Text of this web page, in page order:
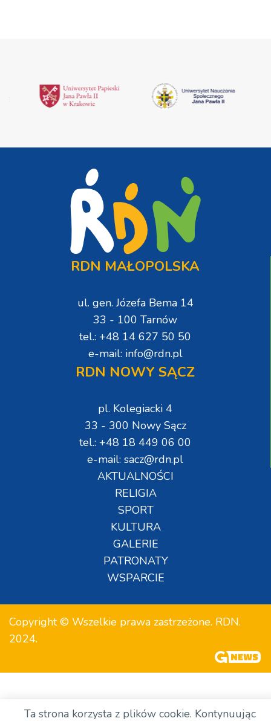
RDN MAŁOPOLSKA
ul. gen. Józefa Bema 14
33 - 100 Tarnów
tel.: +48 14 627 50 50
e-mail: info@rdn.pl
RDN NOWY SĄCZ
pl. Kolegiacki 4
33 - 300 Nowy Sącz
tel.: +48 18 449 06 00
e-mail: sacz@rdn.pl
AKTUALNOŚCI
RELIGIA
SPORT
KULTURA
GALERIE
PATRONATY
WSPARCIE
Copyright © Wszelkie prawa zastrzeżone. RDN.
2024.
Ta strona korzysta z plików cookie. Kontynuując